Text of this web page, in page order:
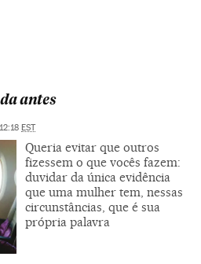
antes
EST
Queria evitar que outros
fizessem o que vocês fazem:
duvidar da única evidência
que uma mulher tem, nessas
circunstâncias, que é sua
própria palavra